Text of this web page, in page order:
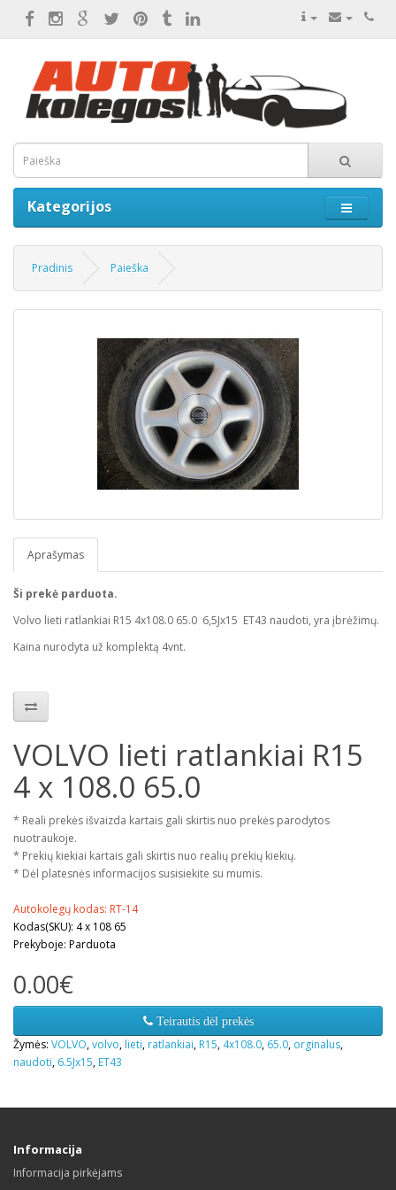
Kategorijos
Pradinis Paieška
Aprašymas
Ši prekė parduota.
Volvo lieti ratlankiai R15 4x108.0 65.0 6,5Jx15 ET43 naudoti, yra įbrėžimų.
Kaina nurodyta už komplektą 4vnt.
VOLVO lieti ratlankiai R15
4 x 108.0 65.0
* Reali prekės išvaizda kartais gali skirtis nuo prekės parodytos
nuotraukoje.
* Prekių kiekiai kartais gali skirtis nuo realių prekių kiekių.
* Dėl platesnės informacijos susisiekite su mumis.
Autokolegų kodas: RT-14
Kodas(SKU): 4 x 108 65
Prekyboje: Parduota
0.00€
Teirautis dėl prekės
Žymės: VOLVO,volvo, lieti, ratlankiai, R15, 4x108.0, 65.0, orginalus,
naudoti, 6.5Jx15, ET43
Informacija
Informacija pirkėjams